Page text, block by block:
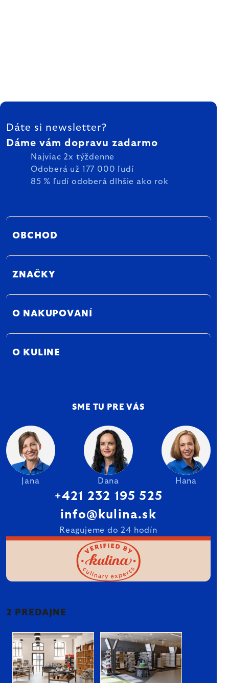
ZÁPÄTIE
Dáte si newsletter?
Dáme vám dopravu zadarmo
Najviac 2x týždenne
Odoberá už 177 000 ľudí
85 % ľudí odoberá dlhšie ako rok
OBCHOD
ZNAČKY
O NAKUPOVANÍ
O KULINE
SME TU PRE VÁS
Jana Dana Hana
+421 232 195 525
info@kulina.sk
Reagujeme do 24 hodín
2 PREDAJNE